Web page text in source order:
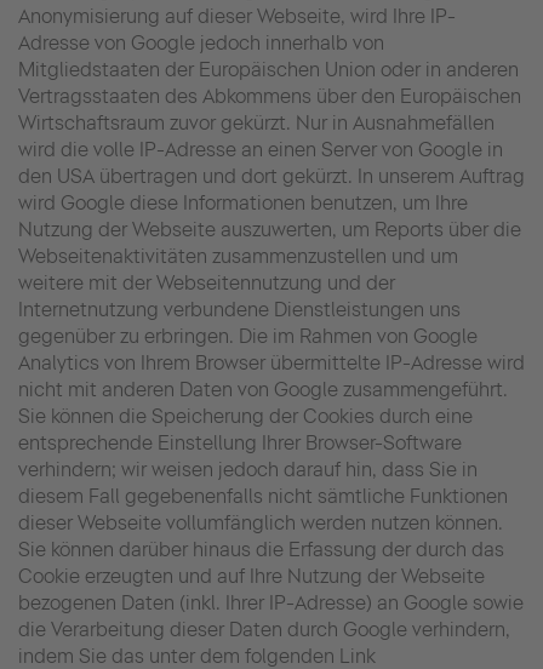
Anonymisierung auf dieser Webseite, wird Ihre IP-
Adresse von Google jedoch innerhalb von
Mitgliedstaaten der Europäischen Union oder in anderen
Vertragsstaaten des Abkommens über den Europäischen
Wirtschaftsraum zuvor gekürzt. Nur in Ausnahmefällen
wird die volle IP-Adresse an einen Server von Google in
den USA übertragen und dort gekürzt. In unserem Auftrag
wird Google diese Informationen benutzen, um Ihre
Nutzung der Webseite auszuwerten, um Reports über die
Webseitenaktivitäten zusammenzustellen und um
weitere mit der Webseitennutzung und der
Internetnutzung verbundene Dienstleistungen uns
gegenüber zu erbringen. Die im Rahmen von Google
Analytics von Ihrem Browser übermittelte IP-Adresse wird
nicht mit anderen Daten von Google zusammengeführt.
Sie können die Speicherung der Cookies durch eine
entsprechende Einstellung Ihrer Browser-Software
verhindern; wir weisen jedoch darauf hin, dass Sie in
diesem Fall gegebenenfalls nicht sämtliche Funktionen
dieser Webseite vollumfänglich werden nutzen können.
Sie können darüber hinaus die Erfassung der durch das
Cookie erzeugten und auf Ihre Nutzung der Webseite
bezogenen Daten (inkl. Ihrer IP-Adresse) an Google sowie
die Verarbeitung dieser Daten durch Google verhindern,
indem Sie das unter dem folgenden Link